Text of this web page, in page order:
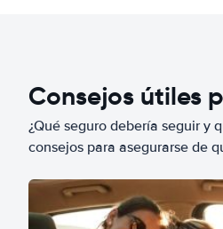
Consejos útiles
¿Qué seguro debería seguir y
consejos para asegurarse de